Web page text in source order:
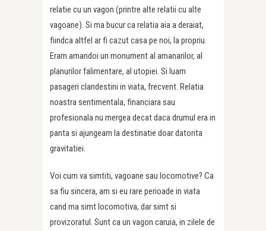
relatie cu un vagon (printre alte relatii cu alte
vagoane). Si ma bucur ca relatia aia a deraiat,
fiindca altfel ar fi cazut casa pe noi, la propriu.
Eram amandoi un monument al amanarilor, al
planurilor falimentare, al utopiei. Si luam
pasageri clandestini in viata, frecvent. Relatia
noastra sentimentala, financiara sau
profesionala nu mergea decat daca drumul era in
panta si ajungeam la destinatie doar datorita
gravitatiei.
Voi cum va simtiti, vagoane sau locomotive? Ca
sa fiu sincera, am si eu rare perioade in viata
cand ma simt locomotiva, dar simt si
provizoratul. Sunt ca un vagon caruia, in zilele de